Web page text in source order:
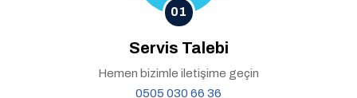
01
Servis Talebi
Hemen bizimle iletişime geçin
0505 030 66 36